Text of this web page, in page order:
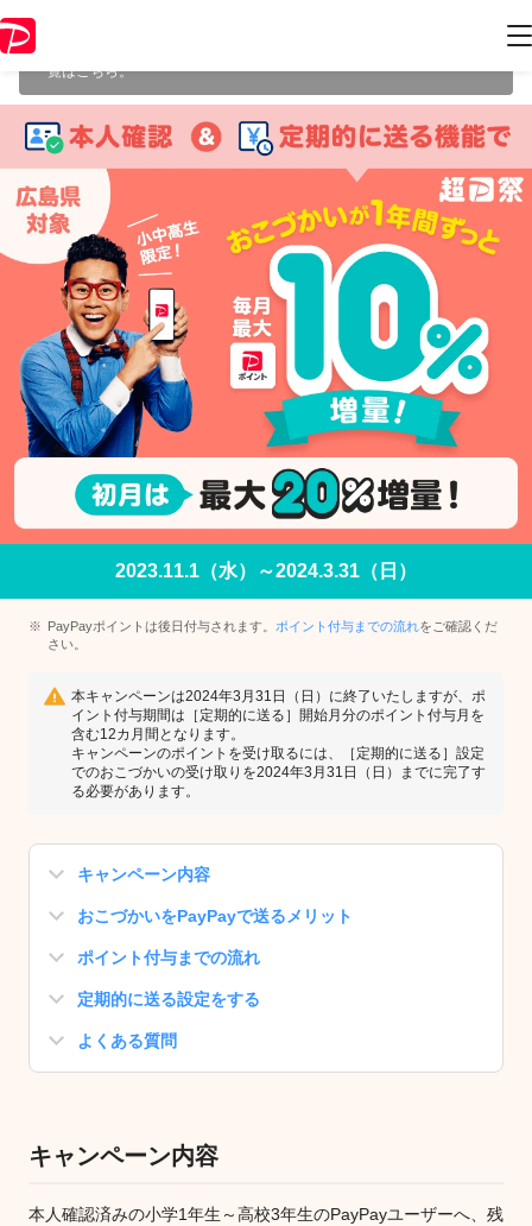
情報はキャンペーン終了時点のものになります。
一覧はこちら。
2023.11.1（水）～2024.3.31（日）
PayPayポイントは後日付与されます。 ポイント付与までの流れをご確認くだ
さい。
本キャンペーンは2024年3月31日（日）に終了いたしますが、ポ
イント付与期間は［定期的に送る］開始月分のポイント付与月を
含む12カ月間となります。
キャンペーンのポイントを受け取るには、［定期的に送る］設定
でのおこづかいの受け取りを2024年3月31日（日）までに完了す
る必要があります。
キャンペーン内容
おこづかいをPayPayで送るメリット
ポイント付与までの流れ
定期的に送る設定をする
よくある質問
キャンペーン内容
本人確認済みの小学1年生～高校3年生のPayPayユーザーへ、残